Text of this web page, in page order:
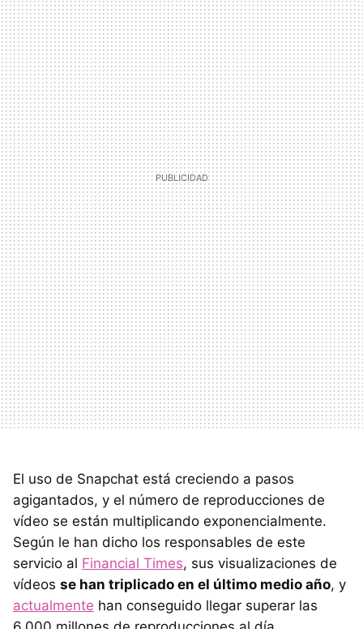
El uso de Snapchat está creciendo a pasos
agigantados, y el número de reproducciones de
vídeo se están multiplicando exponencialmente.
Según le han dicho los responsables de este
servicio al Financial Times, sus visualizaciones de
vídeos se han triplicado en el último medio año, y
actualmente han conseguido llegar superar las